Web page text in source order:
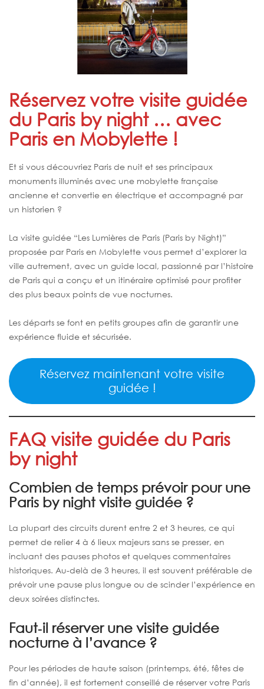
Réservez votre visite guidée
du Paris by night … avec
Paris en Mobylette !
Et si vous découvriez Paris de nuit et ses principaux
monuments illuminés avec une mobylette française
ancienne et convertie en électrique et accompagné par
un historien ?
La visite guidée “Les Lumières de Paris (Paris by Night)”
proposée par Paris en Mobylette vous permet d’explorer la
ville autrement, avec un guide local, passionné par l’histoire
de Paris qui a conçu et un itinéraire optimisé pour profiter
des plus beaux points de vue nocturnes.
Les départs se font en petits groupes afin de garantir une
expérience fluide et sécurisée.
Réservez maintenant votre visite
guidée !
FAQ visite guidée du Paris
by night
Combien de temps prévoir pour une
Paris by night visite guidée ?
La plupart des circuits durent entre 2 et 3 heures, ce qui
permet de relier 4 à 6 lieux majeurs sans se presser, en
incluant des pauses photos et quelques commentaires
historiques. Au‑delà de 3 heures, il est souvent préférable de
prévoir une pause plus longue ou de scinder l’expérience en
deux soirées distinctes.
Faut‑il réserver une visite guidée
nocturne à l’avance ?
Pour les périodes de haute saison (printemps, été, fêtes de
fin d’année), il est fortement conseillé de réserver votre Paris